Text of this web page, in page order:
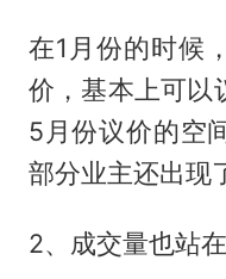
在1月份的时候
价，基本上可以
5月份议价的空
部分业主还出现
2、成交量也站